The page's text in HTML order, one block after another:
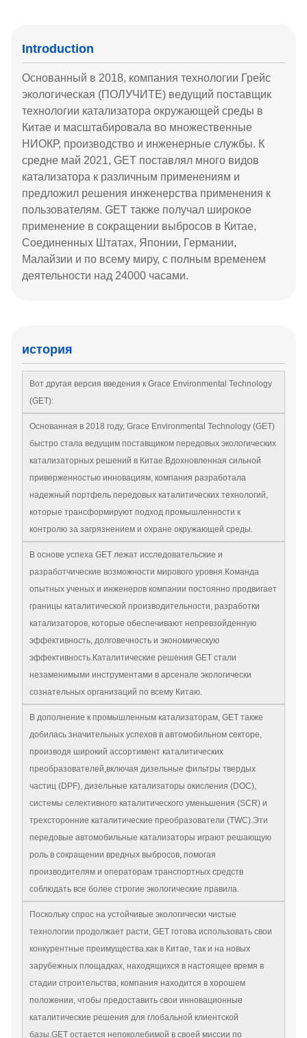
Introduction
Основанный в 2018, компания технологии Грейс
экологическая (ПОЛУЧИТЕ) ведущий поставщик
технологии катализатора окружающей среды в
Китае и масштабировала во множественные
НИОКР, производство и инженерные службы. К
средне май 2021, GET поставлял много видов
катализатора к различным применениям и
предложил решения инженерства применения к
пользователям. GET также получал широкое
применение в сокращении выбросов в Китае,
Соединенных Штатах, Японии, Германии,
Малайзии и по всему миру, с полным временем
деятельности над 24000 часами.
история
Вот другая версия введения к Grace Environmental Technology
(GET):
Основанная в 2018 году, Grace Environmental Technology (GET)
быстро стала ведущим поставщиком передовых экологических
катализаторных решений в Китае.Вдохновленная сильной
приверженностью инновациям, компания разработала
надежный портфель передовых каталитических технологий,
которые трансформируют подход промышленности к
контролю за загрязнением и охране окружающей среды.
В основе успеха GET лежат исследовательские и
разработчические возможности мирового уровня.Команда
опытных ученых и инженеров компании постоянно продвигает
границы каталитической производительности, разработки
катализаторов, которые обеспечивают непревзойденную
эффективность, долговечность и экономическую
эффективность.Каталитические решения GET стали
незаменимыми инструментами в арсенале экологически
сознательных организаций по всему Китаю.
В дополнение к промышленным катализаторам, GET также
добилась значительных успехов в автомобильном секторе,
производя широкий ассортимент каталитических
преобразователей,включая дизельные фильтры твердых
частиц (DPF), дизельные катализаторы окисления (DOC),
системы селективного каталитического уменьшения (SCR) и
трехсторонние каталитические преобразователи (TWC).Эти
передовые автомобильные катализаторы играют решающую
роль в сокращении вредных выбросов, помогая
производителям и операторам транспортных средств
соблюдать все более строгие экологические правила.
Поскольку спрос на устойчивые экологически чистые
технологии продолжает расти, GET готова использовать свои
конкурентные преимущества.как в Китае, так и на новых
зарубежных площадках, находящихся в настоящее время в
стадии строительства, компания находится в хорошем
положении, чтобы предоставить свои инновационные
каталитические решения для глобальной клиентской
базы.GET остается непоколебимой в своей миссии по